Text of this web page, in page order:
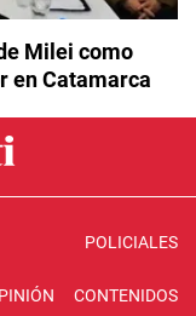
Milei como
en Catamarca
POLICIALES
CONTENIDOS